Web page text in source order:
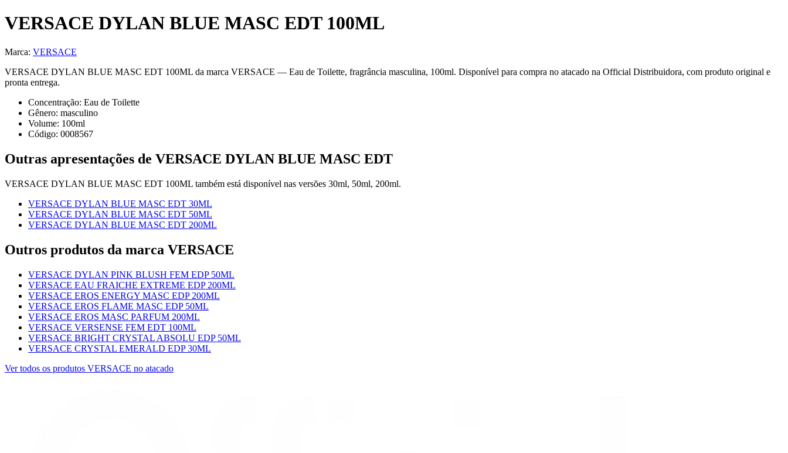
VERSACE DYLAN BLUE MASC EDT 100ML
Marca: VERSACE
VERSACE DYLAN BLUE MASC EDT 100ML da marca VERSACE — Eau de Toilette, fragrância masculina, 100ml. Disponível para compra no atacado na Official Distribuidora, com produto original e
pronta entrega.
Concentração: Eau de Toilette
Gênero: masculino
Volume: 100ml
Código: 0008567
Outras apresentações de VERSACE DYLAN BLUE MASC EDT
VERSACE DYLAN BLUE MASC EDT 100ML também está disponível nas versões 30ml, 50ml, 200ml.
VERSACE DYLAN BLUE MASC EDT 30ML
VERSACE DYLAN BLUE MASC EDT 50ML
VERSACE DYLAN BLUE MASC EDT 200ML
Outros produtos da marca VERSACE
VERSACE DYLAN PINK BLUSH FEM EDP 50ML
VERSACE EAU FRAICHE EXTREME EDP 200ML
VERSACE EROS ENERGY MASC EDP 200ML
VERSACE EROS FLAME MASC EDP 50ML
VERSACE EROS MASC PARFUM 200ML
VERSACE VERSENSE FEM EDT 100ML
VERSACE BRIGHT CRYSTAL ABSOLU EDP 50ML
VERSACE CRYSTAL EMERALD EDP 30ML
Ver todos os produtos VERSACE no atacado